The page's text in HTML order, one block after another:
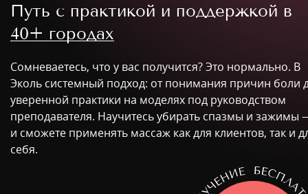
Путь с практикой и поддержкой в
40+ городах
Сомневаетесь, что у вас получится? Это нормально. В
Эколь системный подход: от понимания причин боли
уверенной практики на моделях под руководством
преподавателя. Научитесь убирать спазмы и зажимы
и сможете применять массаж как для клиентов, так и
себя.